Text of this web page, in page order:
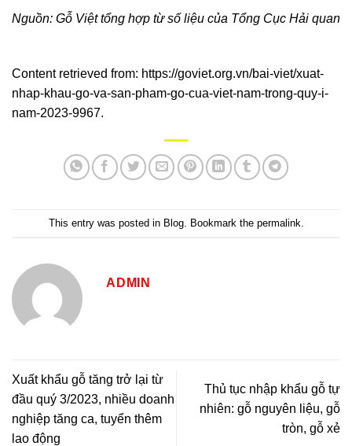
Nguồn: Gỗ Việt tổng hợp từ số liệu của Tổng Cục Hải quan
Content retrieved from: https://goviet.org.vn/bai-viet/xuat-
nhap-khau-go-va-san-pham-go-cua-viet-nam-trong-quy-i-
nam-2023-9967.
This entry was posted in Blog. Bookmark the permalink
ADMIN
Xuất khẩu gỗ tăng trở lại từ
đầu quý 3/2023, nhiều doanh
nghiệp tăng ca, tuyển thêm
lao động
Thủ tục nhập khẩu gỗ tự
nhiên: gỗ nguyên liệu, gỗ
tròn, gỗ xẻ